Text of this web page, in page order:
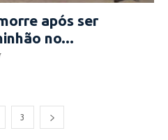
após ser
no...
3